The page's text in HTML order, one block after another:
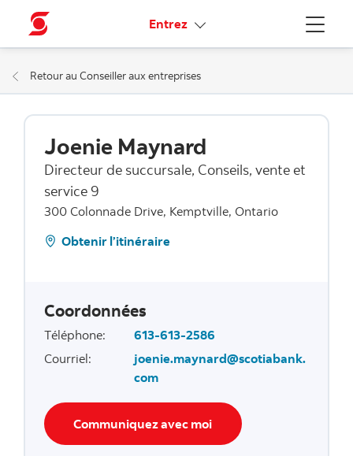
Menu
Entrez Liens connexes
Retour au Conseiller aux entreprises
Joenie Maynard
Directeur de succursale, Conseils, vente et
service 9
300 Colonnade Drive, Kemptville, Ontario
Obtenir l’itinéraire
Coordonnées
Téléphone:
613-613-2586
Courriel:
joenie.maynard@scotiabank.
com
Communiquez avec moi